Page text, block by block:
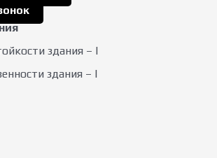
здания – I
здания – I